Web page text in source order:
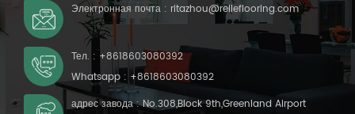
спинка: компактная спинка
Минимальный заказ: 200
кв.м.
Электронная почта : ritazhou@relleflooring.com
Тел. : +8618603080392
Whatsapp : +8618603080392
адрес завода : No.308,Block 9th,Greenland Airport